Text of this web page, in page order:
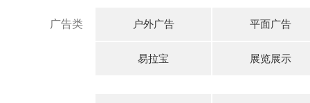
广告类 户外广告 平面广告
易拉宝 展览展示